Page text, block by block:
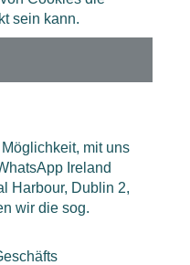
sein kann.
mit uns
Ireland
Harbour, Dublin 2,
wir die sog.